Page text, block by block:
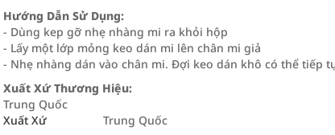
Hướng Dẫn Sử Dụng:
- Dùng kep gỡ nhẹ nhàng mi ra khỏi hộp
- Lấy một lớp mỏng keo dán mi lên chân mi giả
- Nhẹ nhàng dán vào chân mi. Đợi keo dán khô có thể tiếp
Xuất Xứ Thương Hiệu:
Trung Quốc
Xuất Xứ
Trung Quốc